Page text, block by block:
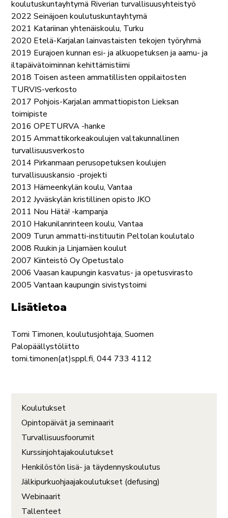
koulutuskuntayhtymä Riverian turvallisuusyhteistyö
2022 Seinäjoen koulutuskuntayhtymä
2021 Katariinan yhtenäiskoulu, Turku
2020 Etelä-Karjalan lainvastaisten tekojen työryhmä
2019 Eurajoen kunnan esi- ja alkuopetuksen ja aamu- ja
iltapäivätoiminnan kehittämistiimi
2018 Toisen asteen ammatillisten oppilaitosten
TURVIS-verkosto
2017 Pohjois-Karjalan ammattiopiston Lieksan
toimipiste
2016 OPETURVA -hanke
2015 Ammattikorkeakoulujen valtakunnallinen
turvallisuusverkosto
2014 Pirkanmaan perusopetuksen koulujen
turvallisuuskansio -projekti
2013 Hämeenkylän koulu, Vantaa
2012 Jyväskylän kristillinen opisto JKO
2011 Nou Hätä! -kampanja
2010 Hakunilanrinteen koulu, Vantaa
2009 Turun ammatti-instituutin Peltolan koulutalo
2008 Ruukin ja Linjamäen koulut
2007 Kiinteistö Oy Opetustalo
2006 Vaasan kaupungin kasvatus- ja opetusvirasto
2005 Vantaan kaupungin sivistystoimi
Lisätietoa
Tomi Timonen, koulutusjohtaja, Suomen
Palopäällystöliitto
tomi.timonen(at)sppl.fi, 044 733 4112
Koulutukset
Opintopäivät ja seminaarit
Turvallisuusfoorumit
Kurssinjohtajakoulutukset
Henkilöstön lisä- ja täydennyskoulutus
Jälkipurkuohjaajakoulutukset (defusing)
Webinaarit
Tallenteet